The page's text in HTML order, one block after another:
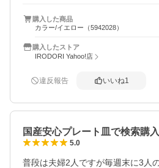
購入した商品
カラー/イエロー（5942028）
購入したストア
IRODORI Yahoo!店
違反報告 いいね1
国産安心プレート皿で検索購入
5.0
普段は夫婦2人ですが毎週末に3人